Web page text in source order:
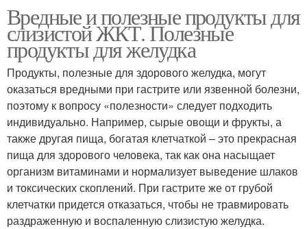
Вредные и полезные продукты для
слизистой ЖКТ. Полезные
продукты для желудка
Продукты, полезные для здорового желудка, могут
оказаться вредными при гастрите или язвенной болезни,
поэтому к вопросу «полезности» следует подходить
индивидуально. Например, сырые овощи и фрукты, а
также другая пища, богатая клетчаткой – это прекрасная
пища для здорового человека, так как она насыщает
организм витаминами и нормализует выведение шлаков
и токсических скоплений. При гастрите же от грубой
клетчатки придется отказаться, чтобы не травмировать
раздраженную и воспаленную слизистую желудка.